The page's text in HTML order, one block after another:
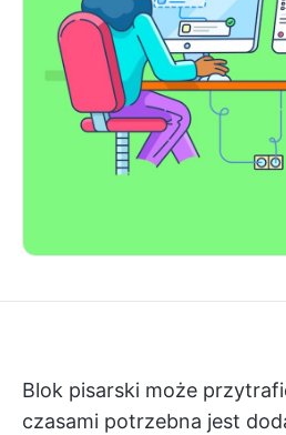
Blok pisarski może
czasami potrzebna jest